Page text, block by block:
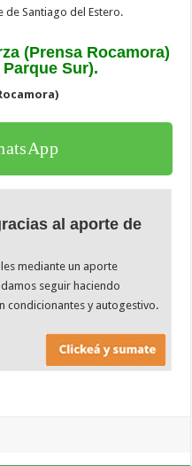
de Santiago del Estero.
(Prensa Rocamora)
Sur).
al aporte de
mediante un aporte
seguir haciendo
condicionantes y autogestivo.